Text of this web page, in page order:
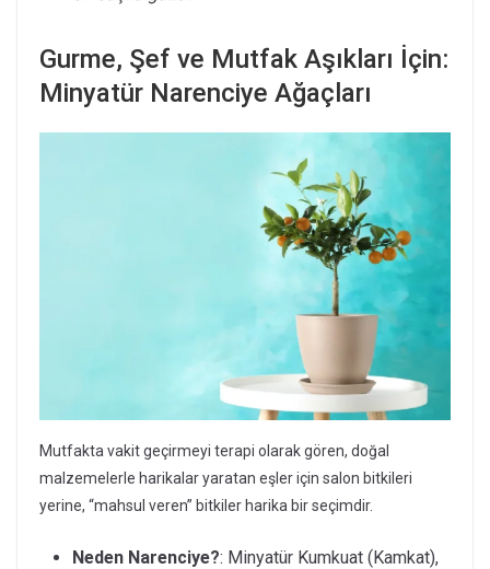
Gurme, Şef ve Mutfak Aşıkları İçin:
Minyatür Narenciye Ağaçları
Mutfakta vakit geçirmeyi terapi olarak gören, doğal
malzemelerle harikalar yaratan eşler için salon bitkileri
yerine, “mahsul veren” bitkiler harika bir seçimdir.
Neden Narenciye?: Minyatür Kumkuat (Kamkat),